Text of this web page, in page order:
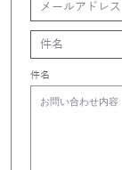
件名